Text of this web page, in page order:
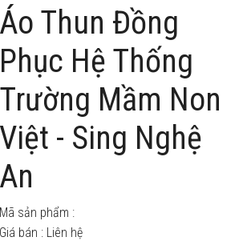
Áo Thun Đồng
Phục Hệ Thống
Trường Mầm Non
Việt - Sing Nghệ
An
Mã sản phẩm :
Giá bán : Liên hệ